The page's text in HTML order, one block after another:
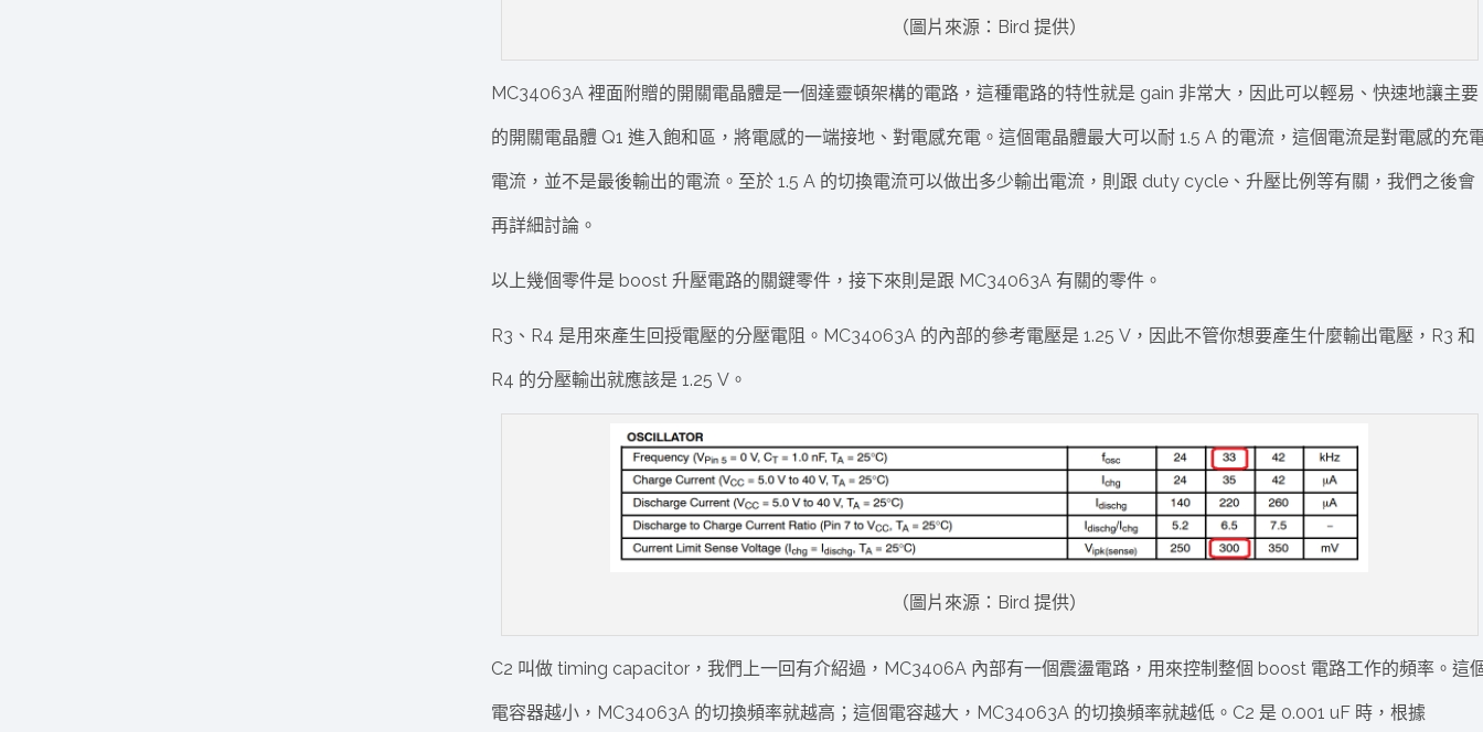
（圖片來源：Bird 提供）
MC34063A 裡面附贈的開關電晶體是一個達靈頓架構的電路，這種電路的特性就是 gain 非常大，因此可以輕易、快速地讓主要
的開關電晶體 Q1 進入飽和區，將電感的一端接地、對電感充電。這個電晶體最大可以耐 1.5 A 的電流，這個電流是對電感的充
電流，並不是最後輸出的電流。至於 1.5 A 的切換電流可以做出多少輸出電流，則跟 duty cycle、升壓比例等有關，我們之後會
再詳細討論。
以上幾個零件是 boost 升壓電路的關鍵零件，接下來則是跟 MC34063A 有關的零件。
R3、R4 是用來產生回授電壓的分壓電阻。MC34063A 的內部的參考電壓是 1.25 V，因此不管你想要產生什麼輸出電壓，R3 和
R4 的分壓輸出就應該是 1.25 V。
（圖片來源：Bird 提供）
C2 叫做 timing capacitor，我們上一回有介紹過，MC3406A 內部有一個震盪電路，用來控制整個 boost 電路工作的頻率。這
電容器越小，MC34063A 的切換頻率就越高；這個電容越大，MC34063A 的切換頻率就越低。C2 是 0.001 uF 時，根據